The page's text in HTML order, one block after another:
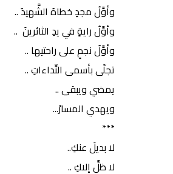
وأوَّلُ مجدٍ خطاهُ الشَّهيدُ ..
وأوَّلُ رايةٍ في يدِ الثائرينَ ..
وأوَّلُ نجمٍ على راحتيها ..
تجلّى بأسمى النِّداءاتِ ..
يمضي ويبقى ..
ويهدي المسارْ...
***
لا بديلَ عنكِ..
لا ظلَّ إلاكِ ..